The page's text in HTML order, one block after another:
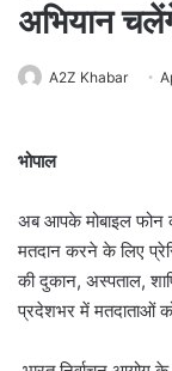
अभियान
A2Z Khabar
भोपाल
अब आपके मोबाइल फोन
मतदान करने के लिए
की दुकान, अस्पताल,
प्रदेशभर में मतदाताओं